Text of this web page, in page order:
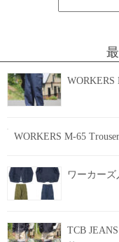
WORKERS
WORKERS M-65
ワーカーズ
TCB JEANS